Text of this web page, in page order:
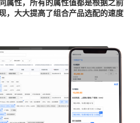
属性，所有的属性值都是根据之前
，大大提高了组合产品选配的速度